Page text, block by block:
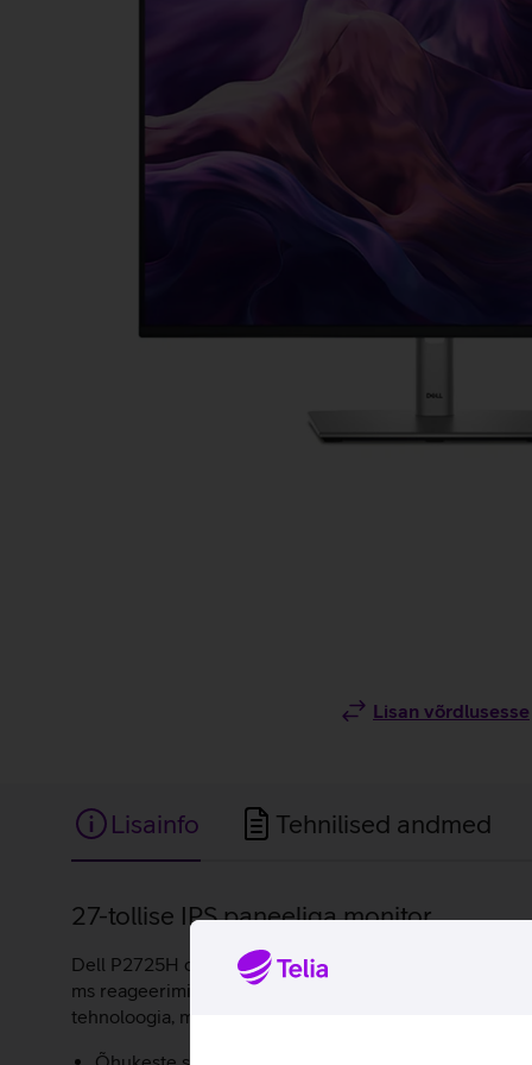
Lisan võrdlusesse
Lisainfo Tehnilised andmed
Lisainfo
27-tollise IPS paneeliga monitor.
Dell P2725H on täpse värviedastuse ja kõrge
ms reageerimisaeg, 178°/178° vaatenurk. Ekraani
tehnoloogia, mis vähendab silmi väsitavat sinise